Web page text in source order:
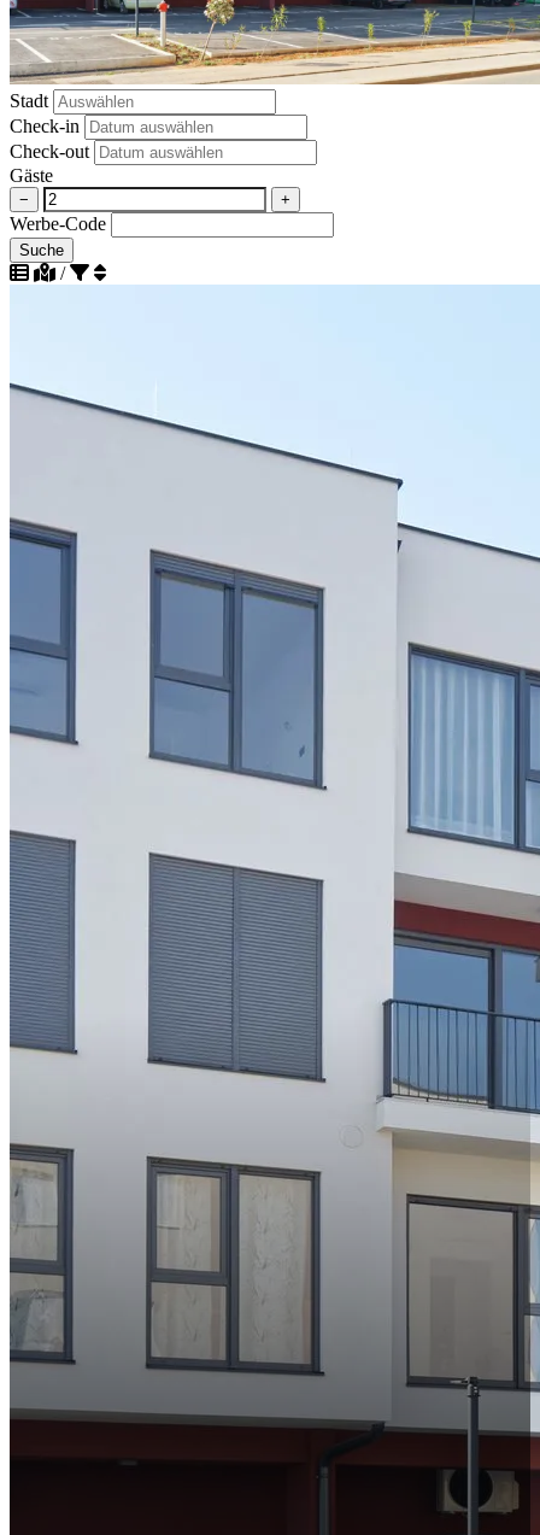
Stadt
Check-in
Check-out
Gäste
− +
Werbe-Code
Suche
/
Absteigend nach Entfernung zum Strand sortieren
Aufsteigend nach Entfernung zum Stadtzentrum sortieren
Nach Entfernung zum Stadtzentrum absteigend sortieren
Nach Bewertung absteigend sortieren
Aufsteigend nach Bewertung sortieren